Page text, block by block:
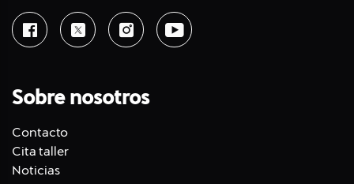
Sobre nosotros
Contacto
Cita taller
Noticias